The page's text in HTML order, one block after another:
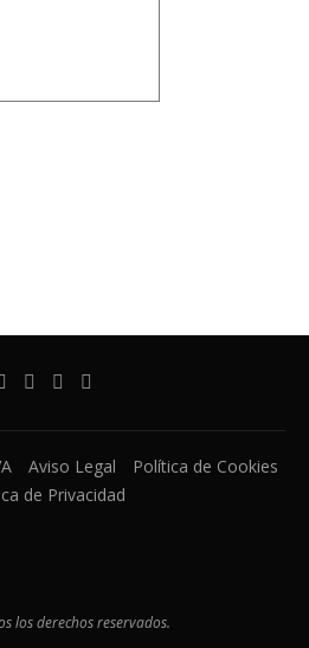
Aviso Legal
Política de Cookies
de Privacidad
los derechos reservados.